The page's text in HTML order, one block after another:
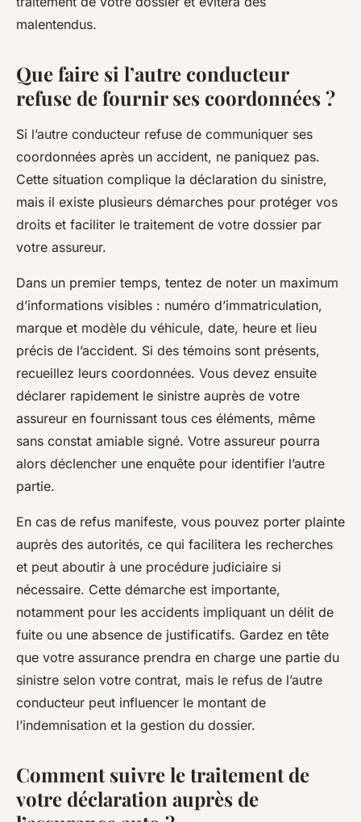
malentendus.
Que faire si l’autre conducteur
refuse de fournir ses coordonnées ?
Si l’autre conducteur refuse de communiquer ses
coordonnées après un accident, ne paniquez pas.
Cette situation complique la déclaration du sinistre,
mais il existe plusieurs démarches pour protéger vos
droits et faciliter le traitement de votre dossier par
votre assureur.
Dans un premier temps, tentez de noter un maximum
d’informations visibles : numéro d’immatriculation,
marque et modèle du véhicule, date, heure et lieu
précis de l’accident. Si des témoins sont présents,
recueillez leurs coordonnées. Vous devez ensuite
déclarer rapidement le sinistre auprès de votre
assureur en fournissant tous ces éléments, même
sans constat amiable signé. Votre assureur pourra
alors déclencher une enquête pour identifier l’autre
partie.
En cas de refus manifeste, vous pouvez porter plainte
auprès des autorités, ce qui facilitera les recherches
et peut aboutir à une procédure judiciaire si
nécessaire. Cette démarche est importante,
notamment pour les accidents impliquant un délit de
fuite ou une absence de justificatifs. Gardez en tête
que votre assurance prendra en charge une partie du
sinistre selon votre contrat, mais le refus de l’autre
conducteur peut influencer le montant de
l’indemnisation et la gestion du dossier.
Comment suivre le traitement de
votre déclaration auprès de